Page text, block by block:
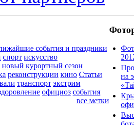
события и праздники
спорт искусство
новый курортный сезон
реконструкции кино Статьи
транспорт экстрим
официоз события
все метки
на